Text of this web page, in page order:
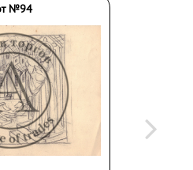
№94